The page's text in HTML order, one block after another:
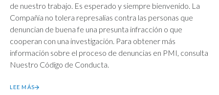
de nuestro trabajo. Es esperado y siempre bienvenido. La
Compañía no tolera represalias contra las personas que
denuncian de buena fe una presunta infracción o que
cooperan con una investigación. Para obtener más
información sobre el proceso de denuncias en PMI, consulta
Nuestro Código de Conducta.
LEE MÁS